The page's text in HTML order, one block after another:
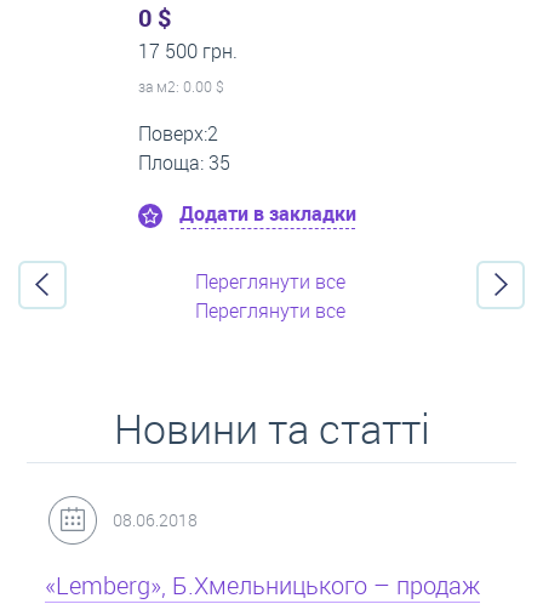
500 $
0 грн.
за м2: 8.33 $
Поверх:3
Площа: 60
Додати в закладки
Переглянути все
Переглянути все
Новини та статті
31.05.2018
Кредит під заставу нерухомості: іпотека